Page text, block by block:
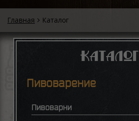
Главная Каталог
Каталог
Пивоварение
Пивоварни